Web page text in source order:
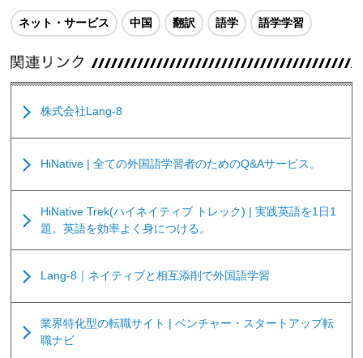
ネット・サービス 中国 翻訳 語学 語学学習
株式会社Lang-8
HiNative | 全ての外国語学習者のためのQ&Aサービス。
HiNative Trek(ハイネイティブ トレック) | 実践英語を1日1
題。英語を効率よく身につける。
Lang-8｜ネイティブと相互添削で外国語学習
業界特化型の転職サイト | ベンチャー・スタートアップ転
職ナビ